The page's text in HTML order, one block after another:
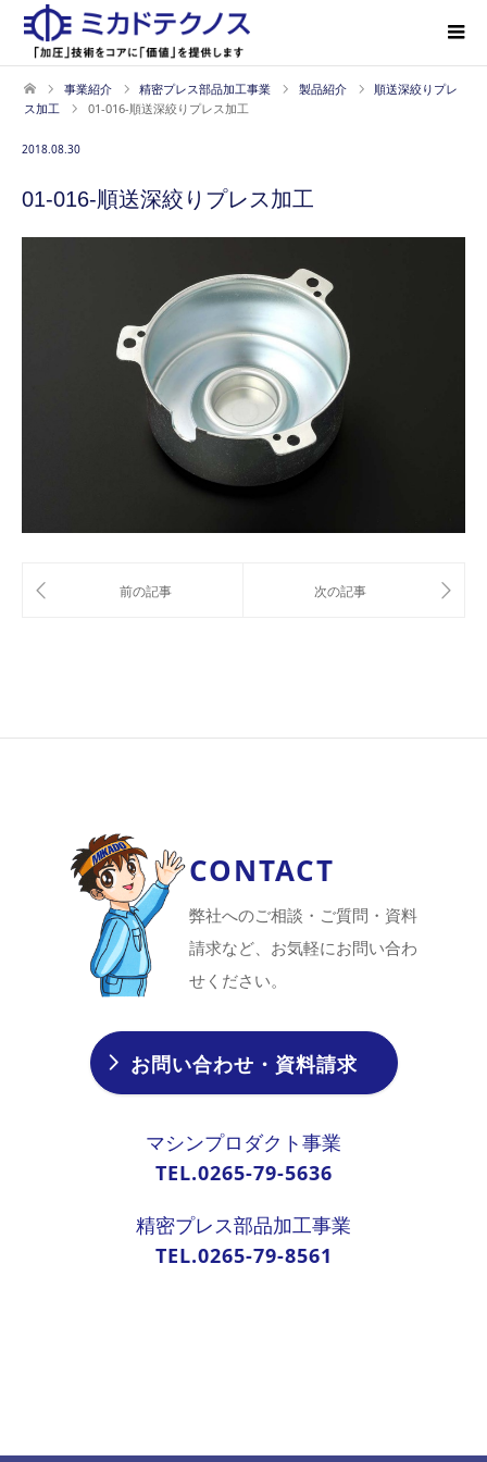
事業紹介 精密プレス部品加工事業 製品紹介
順送深絞りプレ
ス加工
01-016-順送深絞りプレス加工
2018.08.30
01-016-順送深絞りプレス加工
CONTACT
弊社へのご相談・ご質問・資料
請求など、お気軽にお問い合わ
せください。
お問い合わせ・資料請求
マシンプロダクト事業
TEL.0265-79-5636
精密プレス部品加工事業
TEL.0265-79-8561